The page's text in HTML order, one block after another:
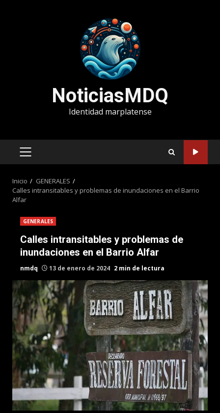
NoticiasMDQ
Identidad marplatense
MENÚ
Inicio
GENERALES
Calles intransitables y problemas de inundaciones en el Barrio
Alfar
GENERALES
Calles intransitables y problemas de
inundaciones en el Barrio Alfar
nmdq 13 de enero de 2024 2 min de lectura